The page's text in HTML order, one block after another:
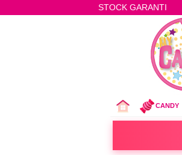
STOCK GARANTI
CANDY